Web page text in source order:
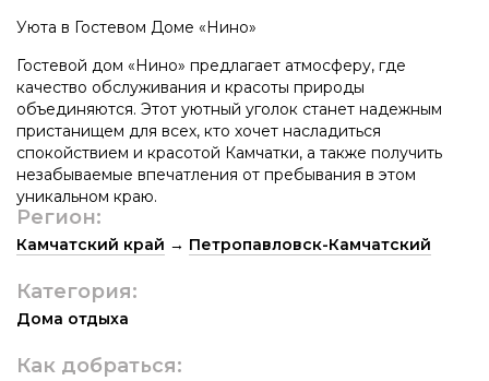
Уюта в Гостевом Доме «Нино»
Гостевой дом «Нино» предлагает атмосферу, где
качество обслуживания и красоты природы
объединяются. Этот уютный уголок станет надежным
пристанищем для всех, кто хочет насладиться
спокойствием и красотой Камчатки, а также получить
незабываемые впечатления от пребывания в этом
уникальном краю.
Регион:
Камчатский край → Петропавловск-Камчатский
Категория:
Дома отдыха
Как добраться: